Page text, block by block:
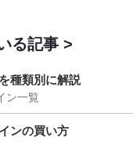
る記事
種類別に解説
ン一覧
ンの買い方